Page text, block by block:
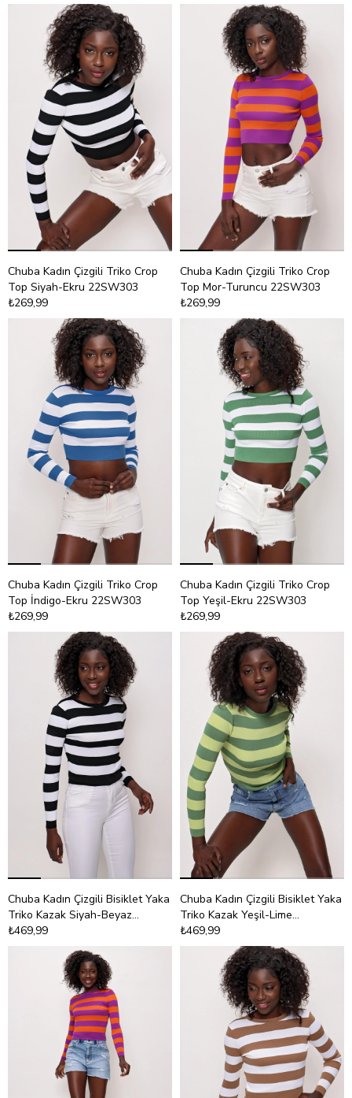
Chuba Kadın Çizgili Triko Crop
Top Siyah-Ekru 22SW303
₺269,99
Chuba Kadın Çizgili Triko Crop
Top Mor-Turuncu 22SW303
₺269,99
Chuba Kadın Çizgili Triko Crop
Top İndigo-Ekru 22SW303
₺269,99
Chuba Kadın Çizgili Triko Crop
Top Yeşil-Ekru 22SW303
₺269,99
Chuba Kadın Çizgili Bisiklet Yaka
Triko Kazak Siyah-Beyaz
22SW301
₺469,99
Chuba Kadın Çizgili Bisiklet Yaka
Triko Kazak Yeşil-Lime
22SW301
₺469,99